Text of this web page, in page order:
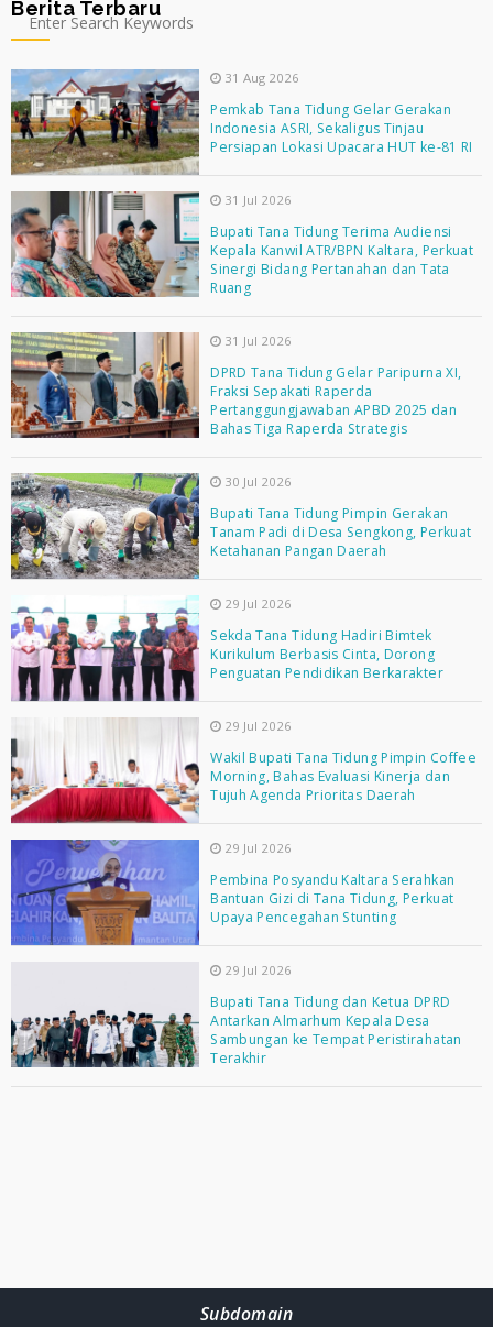
Berita Terbaru
31 Aug 2026
Pemkab Tana Tidung Gelar Gerakan
Indonesia ASRI, Sekaligus Tinjau
Persiapan Lokasi Upacara HUT ke-81 RI
31 Jul 2026
Bupati Tana Tidung Terima Audiensi
Kepala Kanwil ATR/BPN Kaltara, Perkuat
Sinergi Bidang Pertanahan dan Tata
Ruang
31 Jul 2026
DPRD Tana Tidung Gelar Paripurna XI,
Fraksi Sepakati Raperda
Pertanggungjawaban APBD 2025 dan
Bahas Tiga Raperda Strategis
30 Jul 2026
Bupati Tana Tidung Pimpin Gerakan
Tanam Padi di Desa Sengkong, Perkuat
Ketahanan Pangan Daerah
29 Jul 2026
Sekda Tana Tidung Hadiri Bimtek
Kurikulum Berbasis Cinta, Dorong
Penguatan Pendidikan Berkarakter
29 Jul 2026
Wakil Bupati Tana Tidung Pimpin Coffee
Morning, Bahas Evaluasi Kinerja dan
Tujuh Agenda Prioritas Daerah
29 Jul 2026
Pembina Posyandu Kaltara Serahkan
Bantuan Gizi di Tana Tidung, Perkuat
Upaya Pencegahan Stunting
29 Jul 2026
Bupati Tana Tidung dan Ketua DPRD
Antarkan Almarhum Kepala Desa
Sambungan ke Tempat Peristirahatan
Terakhir
Subdomain